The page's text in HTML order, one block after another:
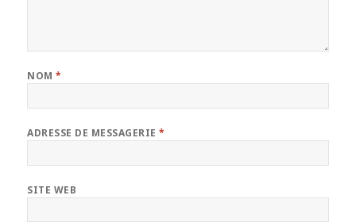
NOM*
ADRESSE DE MESSAGERIE*
SITE WEB